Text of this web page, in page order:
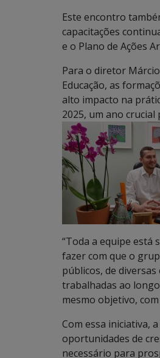
Este encontro
capacitações
e o Plano de Ações
Para o diretor
Educação, as
alto impacto na
2025, um ano crucial
“Toda a equipe
fazer com que o
públicos, de
trabalhadas ao
mesmo objetivo,
Com essa iniciativa,
oportunidades de
necessário para